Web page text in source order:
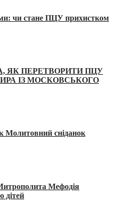
чи стане ПЦУ прихистком
ЯК ПЕРЕТВОРИТИ ПЦУ
ІЗ МОСКОВСЬКОГО
Молитовний сніданок
Мефодія
дітей